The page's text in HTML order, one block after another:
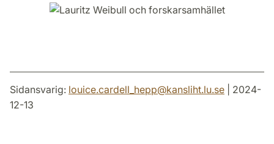
Sidansvarig: louice.cardell_hepp@kansliht.lu.se | 2024-
12-13